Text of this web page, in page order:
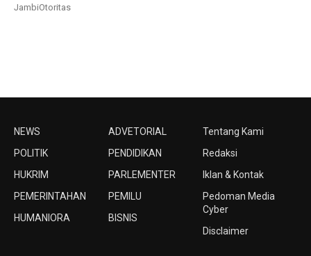
JambiOtoritas
NEWS
POLITIK
HUKRIM
PEMERINTAHAN
HUMANIORA
ADVETORIAL
PENDIDIKAN
PARLEMENTER
PEMILU
BISNIS
Tentang Kami
Redaksi
Iklan & Kontak
Pedoman Media
Cyber
Disclaimer